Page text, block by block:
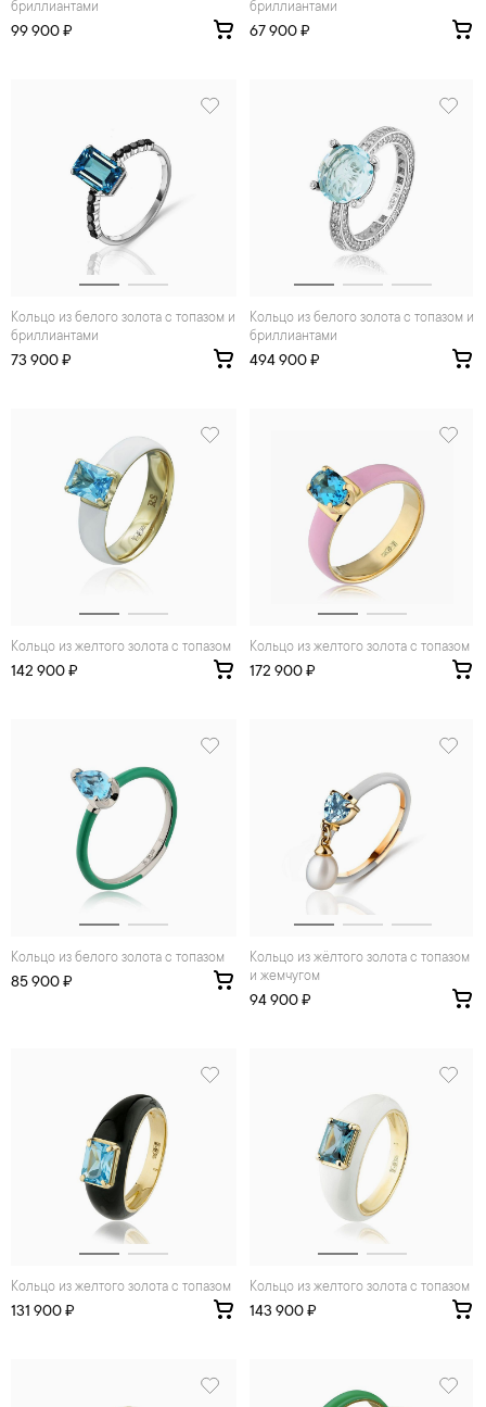
бриллиантами
99 900 ₽
бриллиантами
67 900 ₽
Кольцо из белого золота с топазом и
бриллиантами
73 900 ₽
Кольцо из белого золота с топазом и
бриллиантами
494 900 ₽
Кольцо из желтого золота с топазом
142 900 ₽
Кольцо из желтого золота с топазом
172 900 ₽
Кольцо из белого золота с топазом
85 900 ₽
Кольцо из жёлтого золота с топазом
и жемчугом
94 900 ₽
Кольцо из желтого золота с топазом
131 900 ₽
Кольцо из желтого золота с топазом
143 900 ₽